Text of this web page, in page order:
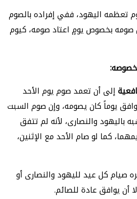
تعظمه اليهود، ففي إفراده بالصوم
صومه بخصوص يومٍ اعتاد صومه، كيوم
إلى أن تعمد صوم يوم الأحد
يوماً كان يصومه، وإن صوم السبت
باليهود والنصارى، لأنه لم تتفق
كما لو صام الأحد مع الإثنين،
صيام كل عيد لليهود والنصارى أو
أن يوافق عادة للصائم.